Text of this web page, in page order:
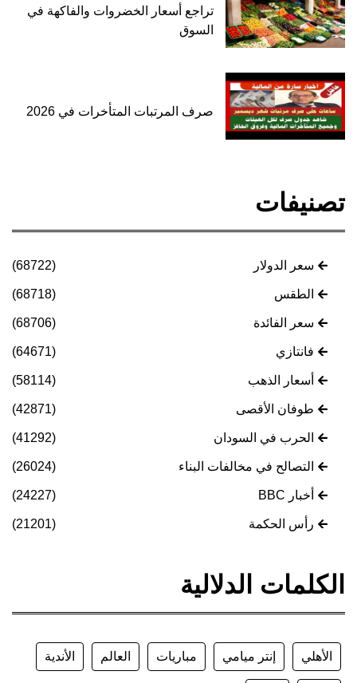
تراجع أسعار الخضروات والفاكهة في
السوق
صرف المرتبات المتأخرات في 2026
تصنيفات
سعر الدولار (68722)
الطقس (68718)
سعر الفائدة (68706)
فانتازي (64671)
أسعار الذهب (58114)
طوفان الأقصى (42871)
الحرب في السودان (41292)
التصالح في مخالفات البناء (26024)
أخبار BBC (24227)
رأس الحكمة (21201)
الكلمات الدلالية
الأهلي إنتر ميامي مباريات العالم الأندية